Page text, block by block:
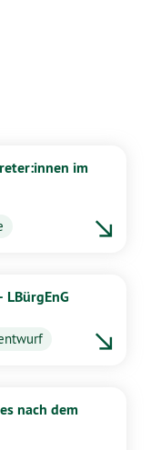
im
LBürgEnG
nach dem